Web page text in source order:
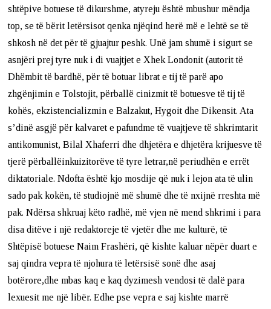
shtëpive botuese të dikurshme, atyreju është mbushur mëndja
top, se të bërit letërsisot qenka njëqind herë më e lehtë se të
shkosh në det për të gjuajtur peshk. Unë jam shumë i sigurt se
asnjëri prej tyre nuk i di vuajtjet e Xhek Londonit (autorit të
Dhëmbit të bardhë, për të botuar librat e tij të parë apo
zhgënjimin e Tolstojit, përballë cinizmit të botuesve të tij të
kohës, ekzistencializmin e Balzakut, Hygoit dhe Dikensit. Ata
s’dinë asgjë për kalvaret e pafundme të vuajtjeve të shkrimtarit
antikomunist, Bilal Xhaferri dhe dhjetëra e dhjetëra krijuesve të
tjerë përballëinkuizitorëve të tyre letrar,në periudhën e errët
diktatoriale. Ndofta është kjo mosdije që nuk i lejon ata të ulin
sado pak kokën, të studiojnë më shumë dhe të nxijnë rreshta më
pak. Ndërsa shkruaj këto radhë, më vjen në mend shkrimi i para
disa ditëve i një redaktoreje të vjetër dhe me kulturë, të
Shtëpisë botuese Naim Frashëri, që kishte kaluar nëpër duart e
saj qindra vepra të njohura të letërsisë sonë dhe asaj
botërore,dhe mbas kaq e kaq dyzimesh vendosi të dalë para
lexuesit me një libër. Edhe pse vepra e saj kishte marrë